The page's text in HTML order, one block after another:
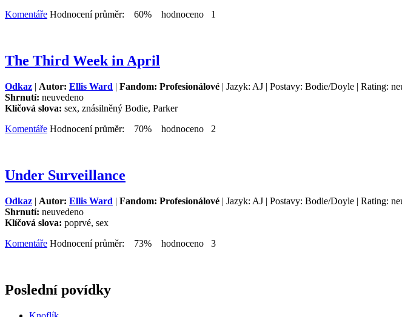
Komentáře Hodnocení průměr: 60% hodnoceno 1
The Third Week in April
Odkaz | Autor: Ellis Ward | Fandom: Profesionálové | Jazyk: AJ | Postavy: Bodie/Doyle | Rating:
Shrnutí: neuvedeno
Klíčová slova: sex, znásilněný Bodie, Parker
Komentáře Hodnocení průměr: 70% hodnoceno 2
Under Surveillance
Odkaz | Autor: Ellis Ward | Fandom: Profesionálové | Jazyk: AJ | Postavy: Bodie/Doyle | Rating:
Shrnutí: neuvedeno
Klíčová slova: poprvé, sex
Komentáře Hodnocení průměr: 73% hodnoceno 3
Poslední povídky